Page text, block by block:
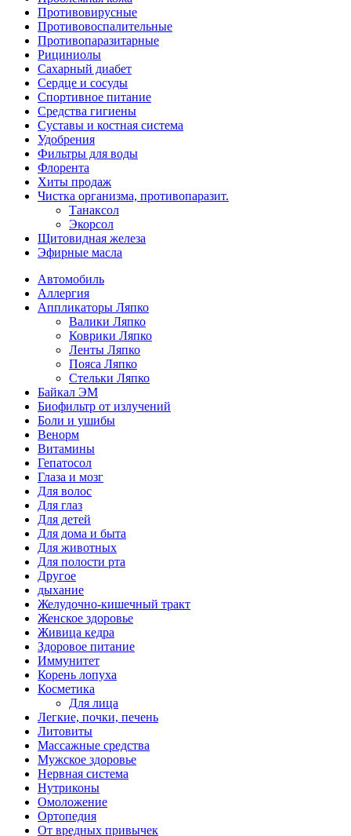
Противовирусные
Противовоспалительные
Противопаразитарные
Рициниолы
Сахарный диабет
Сердце и сосуды
Спортивное питание
Средства гигиены
Суставы и костная система
Удобрения
Фильтры для воды
Флорента
Хиты продаж
Чистка организма, противопаразит.
Танаксол
Экорсол
Щитовидная железа
Эфирные масла
Автомобиль
Аллергия
Аппликаторы Ляпко
Валики Ляпко
Коврики Ляпко
Ленты Ляпко
Пояса Ляпко
Стельки Ляпко
Байкал ЭМ
Биофильтр от излучений
Боли и ушибы
Венорм
Витамины
Гепатосол
Глаза и мозг
Для волос
Для глаз
Для детей
Для дома и быта
Для животных
Для полости рта
Другое
дыхание
Желудочно-кишечный тракт
Женское здоровье
Живица кедра
Здоровое питание
Иммунитет
Корень лопуха
Косметика
Для лица
Легкие, почки, печень
Литовиты
Массажные средства
Мужское здоровье
Нервная система
Нутриконы
Омоложение
Ортопедия
От вредных привычек